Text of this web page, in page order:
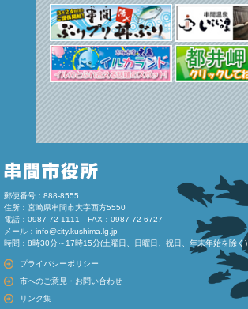
郵便番号：888-8555
住所：宮崎県串間市大字西方5550
電話：0987-72-1111 FAX：0987-72-6727
メール： info@city.kushima.lg.jp
時間：8時30分～17時15分(土曜日、日曜日、祝日、年末年始を除く)
プライバシーポリシー
市へのご意見・お問い合わせ
リンク集